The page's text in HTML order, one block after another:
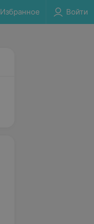
Избранное Войти